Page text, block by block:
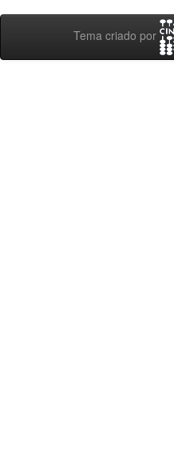
Tema criado por